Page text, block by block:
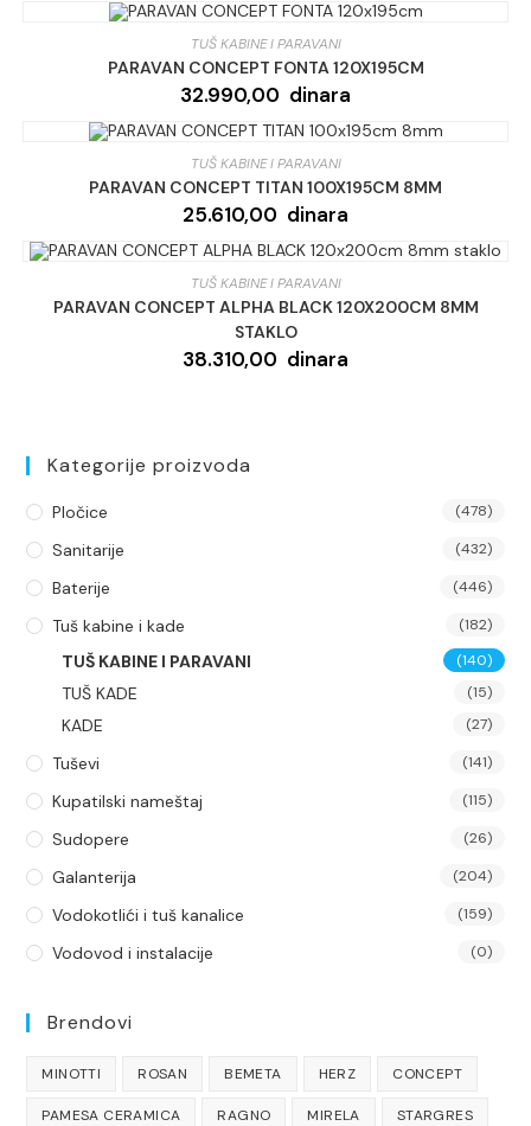
TUŠ KABINE I PARAVANI
PARAVAN CONCEPT FONTA 120X195CM
32.990,00 dinara
TUŠ KABINE I PARAVANI
PARAVAN CONCEPT TITAN 100X195CM 8MM
25.610,00 dinara
TUŠ KABINE I PARAVANI
PARAVAN CONCEPT ALPHA BLACK 120X200CM 8MM
STAKLO
38.310,00 dinara
Kategorije proizvoda
Pločice (478)
Sanitarije (432)
Baterije (446)
Tuš kabine i kade (182)
TUŠ KABINE I PARAVANI (140)
TUŠ KADE (15)
KADE (27)
Tuševi (141)
Kupatilski nameštaj (115)
Sudopere (26)
Galanterija (204)
Vodokotlići i tuš kanalice (159)
Vodovod i instalacije (0)
Brendovi
MINOTTI ROSAN BEMETA HERZ CONCEPT
PAMESA CERAMICA RAGNO MIRELA STARGRES